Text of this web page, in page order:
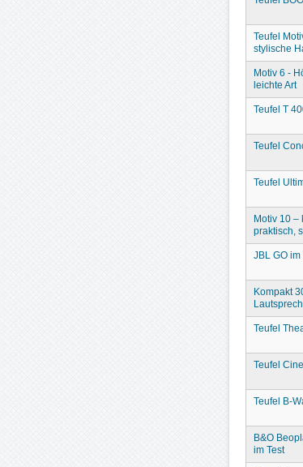
Teufel
stylische
Motiv 6 -
leichte Art
Teufel T
Teufel
Teufel
Motiv 10 –
praktisch,
JBL GO im
Kompakt
Teufel
Teufel
Teufel B-
B&O
im Test